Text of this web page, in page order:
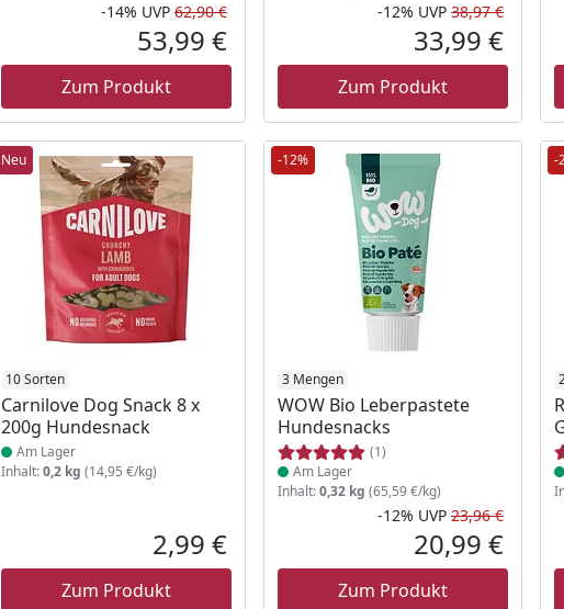
Rabatt in Prozent
-14%
Ursprünglicher Preis
UVP 62,90 €
Aktueller Preis
53,99 €
Zum Produkt
Rabatt
-12% UVP 38,97 €
33,99 €
Zum Produkt
Neu
10 Sorten
Carnilove Dog Snack 8 x
200g Hundesnack
Produkt am Lager
Am Lager
Inhalt:0,2 kg (14,95 €/kg)
Aktueller Preis
2,99 €
Zum Produkt
-12%
3 Mengen
WOW Bio Leberpastete
Hundesnacks
(1)
Produkt am Lager
Am Lager
Inhalt:0,32 kg (65,59 €/kg)
Rabatt
-12% UVP 23,96 €
20,99 €
Zum Produkt
-